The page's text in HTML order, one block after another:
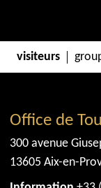
visiteurs
Office de
300 avenue
13605 Aix-en-